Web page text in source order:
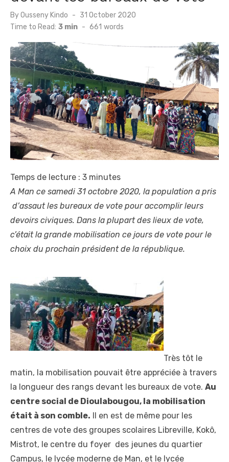
ByOusseny Kindo
Posted
31 October 2020
Time to Read: 3 min - 661 words
Temps de lecture : 3 minutes
A Man ce samedi 31 octobre 2020, la population a pris
d’assaut les bureaux de vote pour accomplir leurs
devoirs civiques. Dans la plupart des lieux de vote,
c’était la grande mobilisation ce jours de vote pour le
choix du prochain président de la république.
Très tôt le
matin, la mobilisation pouvait être appréciée à travers
la longueur des rangs devant les bureaux de vote. Au
centre social de Dioulabougou, la mobilisation
était à son comble. Il en est de même pour les
centres de vote des groupes scolaires Libreville, Kokô,
Mistrot, le centre du foyer des jeunes du quartier
Campus, le lycée moderne de Man, et le lycée